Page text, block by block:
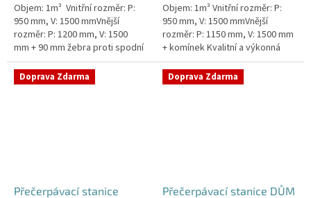
Objem: 1m³ Vnitřní rozměr: P:
950 mm, V: 1500 mmVnější
rozměr: P: 1200 mm, V: 1500
mm + 90 mm žebra proti spodní
vodě + komínek Levná, ale plně
funkční přečerpávací...
Objem: 1m³ Vnitřní rozměr: P:
950 mm, V: 1500 mmVnější
rozměr: P: 1150 mm, V: 1500 mm
+ komínek Kvalitní a výkonná
přečerpávací stanice k chatám,
chalupám a rodinným domům...
Doprava Zdarma
Přečerpávací stanice
Doprava Zdarma
Přečerpávací stanice DŮM